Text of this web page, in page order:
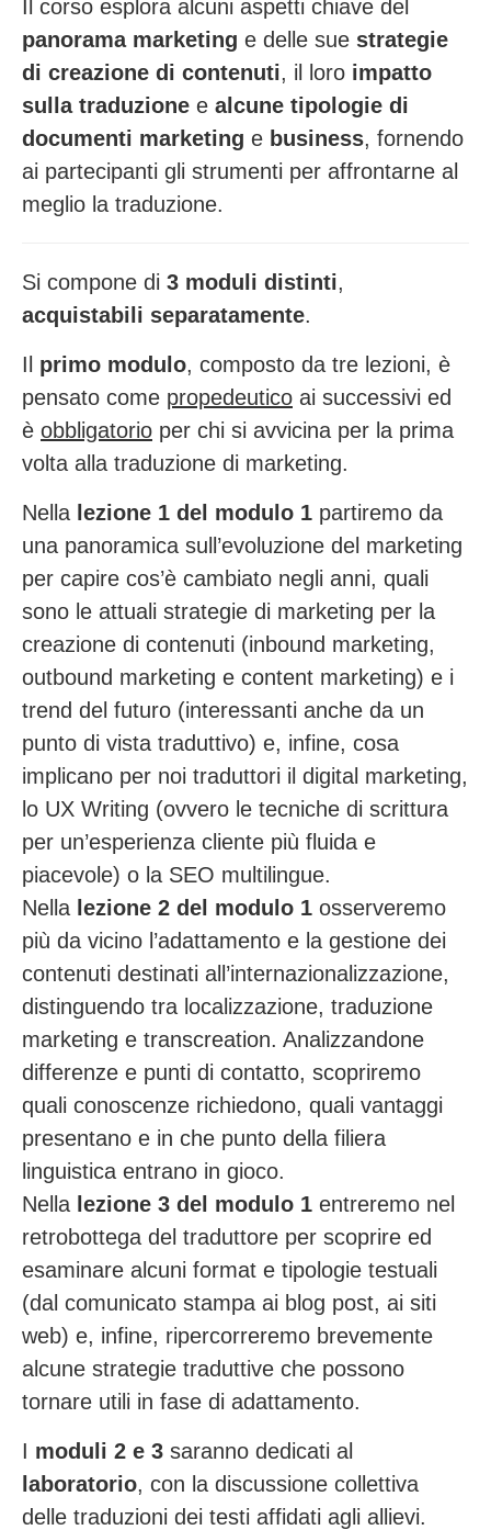
Il corso esplora alcuni aspetti chiave del
panorama marketing e delle sue strategie
di creazione di contenuti, il loro impatto
sulla traduzione e alcune tipologie di
documenti marketing e business, fornendo
ai partecipanti gli strumenti per affrontarne al
meglio la traduzione.
Si compone di 3 moduli distinti,
acquistabili separatamente.
Il primo modulo, composto da tre lezioni, è
pensato come propedeutico ai successivi ed
è obbligatorio per chi si avvicina per la prima
volta alla traduzione di marketing.
Nella lezione 1 del modulo 1 partiremo da
una panoramica sull’evoluzione del marketing
per capire cos’è cambiato negli anni, quali
sono le attuali strategie di marketing per la
creazione di contenuti (inbound marketing,
outbound marketing e content marketing) e i
trend del futuro (interessanti anche da un
punto di vista traduttivo) e, infine, cosa
implicano per noi traduttori il digital marketing,
lo UX Writing (ovvero le tecniche di scrittura
per un’esperienza cliente più fluida e
piacevole) o la SEO multilingue.
Nella lezione 2 del modulo 1 osserveremo
più da vicino l’adattamento e la gestione dei
contenuti destinati all’internazionalizzazione,
distinguendo tra localizzazione, traduzione
marketing e transcreation. Analizzandone
differenze e punti di contatto, scopriremo
quali conoscenze richiedono, quali vantaggi
presentano e in che punto della filiera
linguistica entrano in gioco.
Nella lezione 3 del modulo 1 entreremo nel
retrobottega del traduttore per scoprire ed
esaminare alcuni format e tipologie testuali
(dal comunicato stampa ai blog post, ai siti
web) e, infine, ripercorreremo brevemente
alcune strategie traduttive che possono
tornare utili in fase di adattamento.
I moduli 2 e 3 saranno dedicati al
laboratorio, con la discussione collettiva
delle traduzioni dei testi affidati agli allievi.